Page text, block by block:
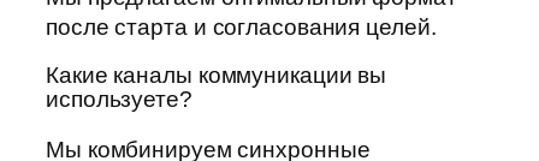
после старта и согласования целей.
Какие каналы коммуникации вы
используете?
Мы комбинируем синхронные